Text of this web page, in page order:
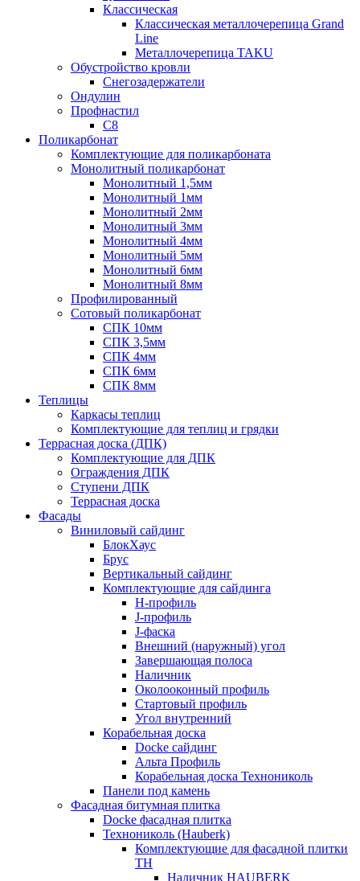
Классическая
Классическая металлочерепица Grand
Line
Металлочерепица TAKU
Обустройство кровли
Снегозадержатели
Ондулин
Профнастил
С8
Поликарбонат
Комплектующие для поликарбоната
Монолитный поликарбонат
Монолитный 1,5мм
Монолитный 1мм
Монолитный 2мм
Монолитный 3мм
Монолитный 4мм
Монолитный 5мм
Монолитный 6мм
Монолитный 8мм
Профилированный
Сотовый поликарбонат
СПК 10мм
СПК 3,5мм
СПК 4мм
СПК 6мм
СПК 8мм
Теплицы
Каркасы теплиц
Комплектующие для теплиц и грядки
Террасная доска (ДПК)
Комплектующие для ДПК
Ограждения ДПК
Ступени ДПК
Террасная доска
Фасады
Виниловый сайдинг
БлокХаус
Брус
Вертикальный сайдинг
Комплектующие для сайдинга
H-профиль
J-профиль
J-фаска
Внешний (наружный) угол
Завершающая полоса
Наличник
Околооконный профиль
Стартовый профиль
Угол внутренний
Корабельная доска
Docke сайдинг
Альта Профиль
Корабельная доска Технониколь
Панели под камень
Фасадная битумная плитка
Docke фасадная плитка
Технониколь (Hauberk)
Комплектующие для фасадной плитки
ТН
Наличник HAUBERK